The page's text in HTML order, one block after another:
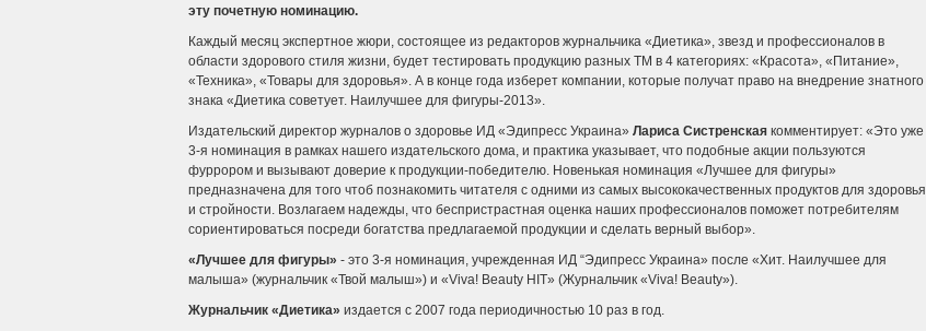
эту почетную номинацию.
Каждый месяц экспертное жюри, состоящее из редакторов журнальчика «Диетика», звезд и профессионалов в
области здорового стиля жизни, будет тестировать продукцию разных ТМ в 4 категориях: «Красота», «Питание»,
«Техника», «Товары для здоровья». А в конце года изберет компании, которые получат право на внедрение знатного
знака «Диетика советует. Наилучшее для фигуры-2013».
Издательский директор журналов о здоровье ИД «Эдипресс Украина» Лариса Систренская комментирует: «Это уже
3-я номинация в рамках нашего издательского дома, и практика указывает, что подобные акции пользуются
фуррором и вызывают доверие к продукции-победителю. Новенькая номинация «Лучшее для фигуры»
предназначена для того чтоб познакомить читателя с одними из самых высококачественных продуктов для здоровья
и стройности. Возлагаем надежды, что беспристрастная оценка наших профессионалов поможет потребителям
сориентироваться посреди богатства предлагаемой продукции и сделать верный выбор».
«Лучшее для фигуры» - это 3-я номинация, учрежденная ИД “Эдипресс Украина» после «Хит. Наилучшее для
малыша» (журнальчик «Твой малыш») и «Viva! Beauty HIT» (Журнальчик «Viva! Beauty»).
Журнальчик «Диетика» издается с 2007 года периодичностью 10 раз в год.